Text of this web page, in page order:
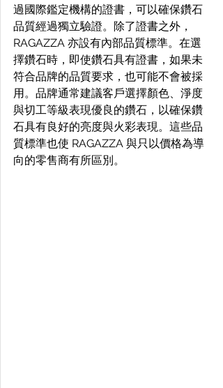
過國際鑑定機構的證書，可以確保鑽石
品質經過獨立驗證。除了證書之外，
RAGAZZA 亦設有內部品質標準。在選
擇鑽石時，即使鑽石具有證書，如果未
符合品牌的品質要求，也可能不會被採
用。品牌通常建議客戶選擇顏色、淨度
與切工等級表現優良的鑽石，以確保鑽
石具有良好的亮度與火彩表現。這些品
質標準也使 RAGAZZA 與只以價格為導
向的零售商有所區別。